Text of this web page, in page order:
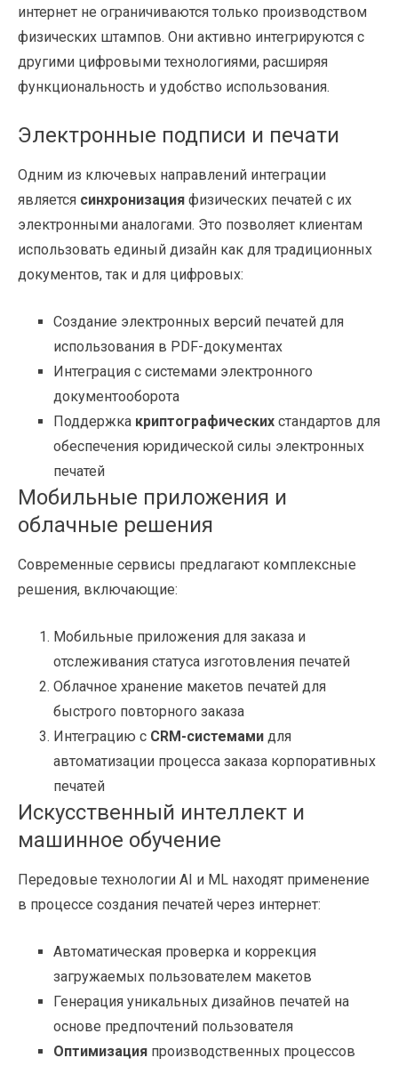
интернет не ограничиваются только производством
физических штампов. Они активно интегрируются с
другими цифровыми технологиями, расширяя
функциональность и удобство использования.
Электронные подписи и печати
Одним из ключевых направлений интеграции
является синхронизация физических печатей с их
электронными аналогами. Это позволяет клиентам
использовать единый дизайн как для традиционных
документов, так и для цифровых:
Создание электронных версий печатей для
использования в PDF-документах
Интеграция с системами электронного
документооборота
Поддержка криптографических стандартов для
обеспечения юридической силы электронных
печатей
Мобильные приложения и
облачные решения
Современные сервисы предлагают комплексные
решения, включающие:
Мобильные приложения для заказа и
отслеживания статуса изготовления печатей
Облачное хранение макетов печатей для
быстрого повторного заказа
Интеграцию с CRM-системами для
автоматизации процесса заказа корпоративных
печатей
Искусственный интеллект и
машинное обучение
Передовые технологии AI и ML находят применение
в процессе создания печатей через интернет:
Автоматическая проверка и коррекция
загружаемых пользователем макетов
Генерация уникальных дизайнов печатей на
основе предпочтений пользователя
Оптимизация производственных процессов